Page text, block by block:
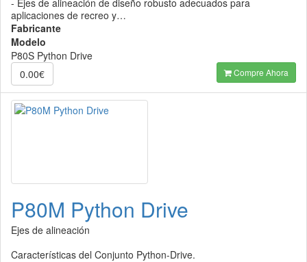
- Ejes de alineación de diseño robusto adecuados para
aplicaciones de recreo y…
Fabricante
Modelo
P80S Python Drive
0.00€
Compre Ahora
P80M Python Drive
Ejes de alineación
Características del Conjunto Python-Drive.